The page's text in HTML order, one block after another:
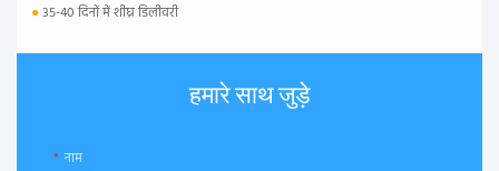
●35-40 दिनों में शीघ्र डिलीवरी
हमारे साथ जुड़े
नाम